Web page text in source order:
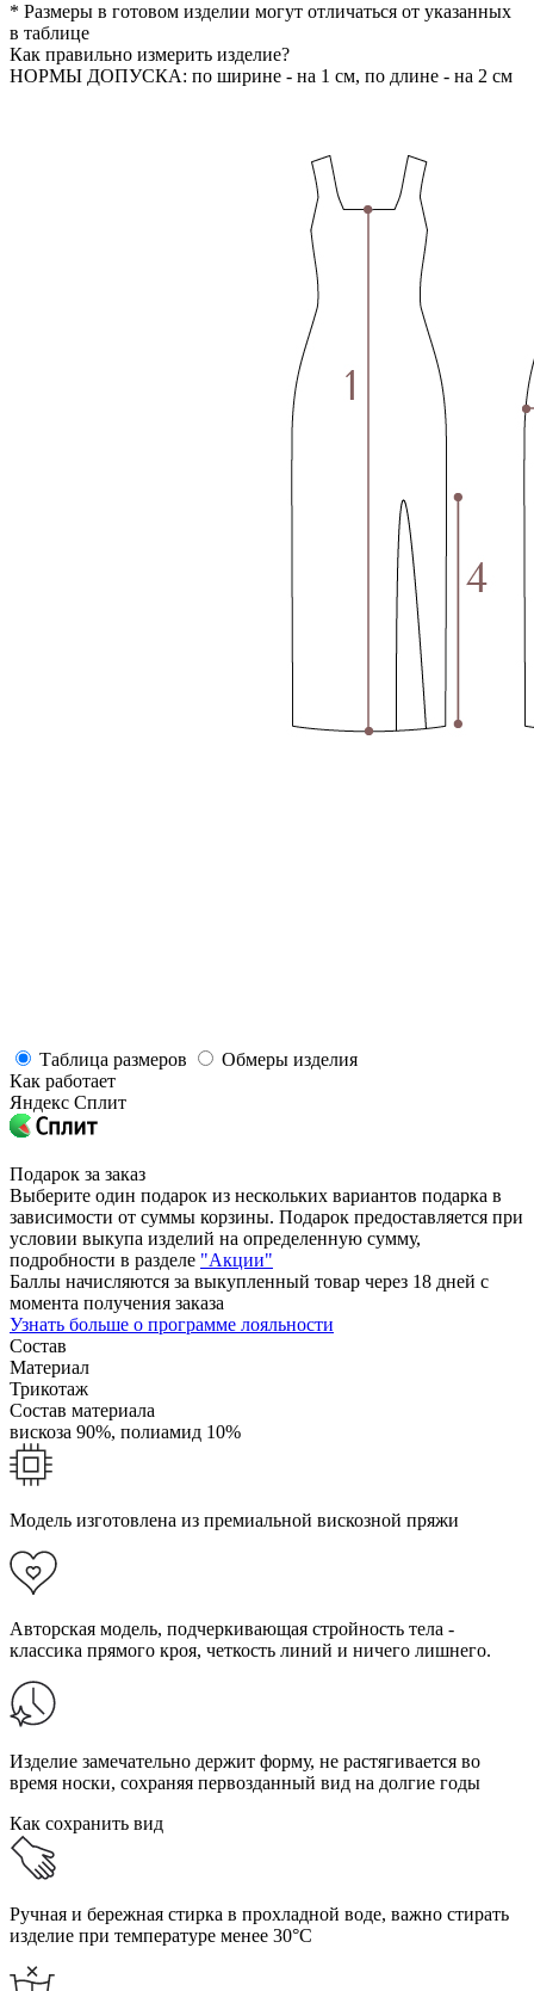
* Размеры в готовом изделии могут отличаться от указанных
в таблице
Как правильно измерить изделие?
НОРМЫ ДОПУСКА: по ширине - на 1 см, по длине - на 2 см
Таблица размеров
Обмеры изделия
Как работает
Яндекс Сплит
Подарок за заказ
Выберите один подарок из нескольких вариантов подарка в
зависимости от суммы корзины. Подарок предоставляется при
условии выкупа изделий на определенную сумму,
подробности в разделе "Акции"
Баллы начисляются за выкупленный товар через 18 дней с
момента получения заказа
Узнать больше о программе лояльности
Состав
Материал
Трикотаж
Состав материала
вискоза 90%, полиамид 10%
Модель изготовлена из премиальной вискозной пряжи
Авторская модель, подчеркивающая стройность тела -
классика прямого кроя, четкость линий и ничего лишнего.
Изделие замечательно держит форму, не растягивается во
время носки, сохраняя первозданный вид на долгие годы
Как сохранить вид
Ручная и бережная стирка в прохладной воде, важно стирать
изделие при температуре менее 30°C